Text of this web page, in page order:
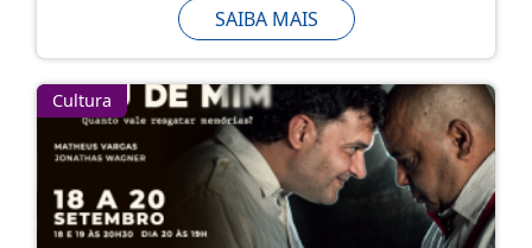
SAIBA MAIS
Cultura